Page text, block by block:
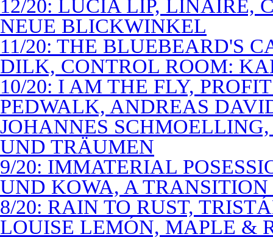
12/20: LUCIA LIP, LINAIRE,
NEUE BLICKWINKEL
11/20: THE BLUEBEARD'S
DILK, CONTROL ROOM:
10/20: I AM THE FLY,
PEDWALK, ANDREAS
JOHANNES
UND TRÄUMEN
9/20: IMMATERIAL
UND KOWA, A
8/20: RAIN TO RUST,
LOUISE LEMÓN, MAPLE &